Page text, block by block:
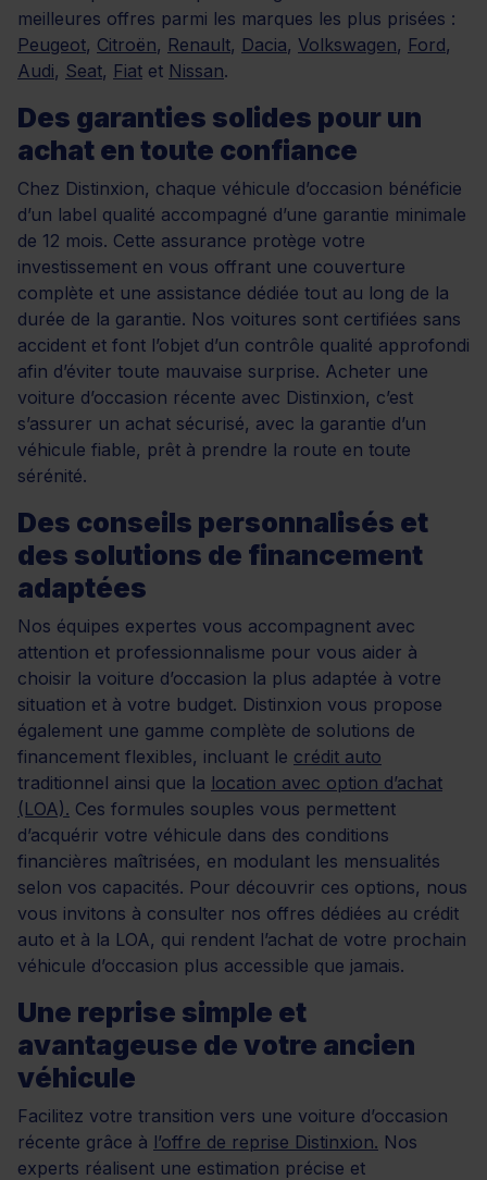
meilleures offres parmi les marques les plus prisées :
Peugeot, Citroën, Renault, Dacia, Volkswagen, Ford,
Audi, Seat, Fiat et Nissan.
Des garanties solides pour un
achat en toute confiance
Chez Distinxion, chaque véhicule d’occasion bénéficie
d’un label qualité accompagné d’une garantie minimale
de 12 mois. Cette assurance protège votre
investissement en vous offrant une couverture
complète et une assistance dédiée tout au long de la
durée de la garantie. Nos voitures sont certifiées sans
accident et font l’objet d’un contrôle qualité approfondi
afin d’éviter toute mauvaise surprise. Acheter une
voiture d’occasion récente avec Distinxion, c’est
s’assurer un achat sécurisé, avec la garantie d’un
véhicule fiable, prêt à prendre la route en toute
sérénité.
Des conseils personnalisés et
des solutions de financement
adaptées
Nos équipes expertes vous accompagnent avec
attention et professionnalisme pour vous aider à
choisir la voiture d’occasion la plus adaptée à votre
situation et à votre budget. Distinxion vous propose
également une gamme complète de solutions de
financement flexibles, incluant le crédit auto
traditionnel ainsi que la location avec option d’achat
(LOA). Ces formules souples vous permettent
d’acquérir votre véhicule dans des conditions
financières maîtrisées, en modulant les mensualités
selon vos capacités. Pour découvrir ces options, nous
vous invitons à consulter nos offres dédiées au crédit
auto et à la LOA, qui rendent l’achat de votre prochain
véhicule d’occasion plus accessible que jamais.
Une reprise simple et
avantageuse de votre ancien
véhicule
Facilitez votre transition vers une voiture d’occasion
récente grâce à l’offre de reprise Distinxion. Nos
experts réalisent une estimation précise et